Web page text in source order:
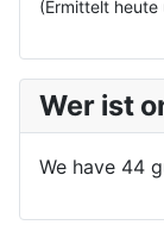
(Ermittelt heute
Wer ist
We have 44